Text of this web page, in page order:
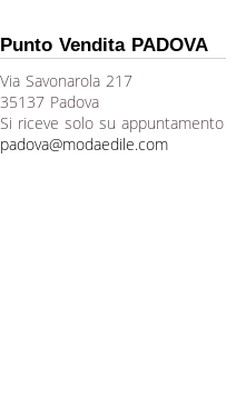
Punto Vendita PADOVA
Via Savonarola 217
35137 Padova
Si riceve solo su appuntamento
padova@modaedile.com